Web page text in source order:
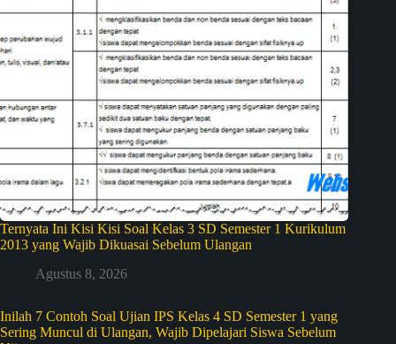
Ternyata Ini Kisi Kisi Soal Kelas 3 SD Semester 1 Kurikulum
2013 yang Wajib Dikuasai Sebelum Ulangan
Agustus 8, 2026
Inilah 7 Contoh Soal Ujian IPS Kelas 4 SD Semester 1 yang
Sering Muncul di Ulangan, Wajib Dipelajari Siswa Sebelum